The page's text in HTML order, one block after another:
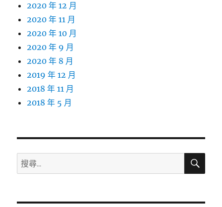
2020 年 12 月
2020 年 11 月
2020 年 10 月
2020 年 9 月
2020 年 8 月
2019 年 12 月
2018 年 11 月
2018 年 5 月
搜
尋
鍵
搜